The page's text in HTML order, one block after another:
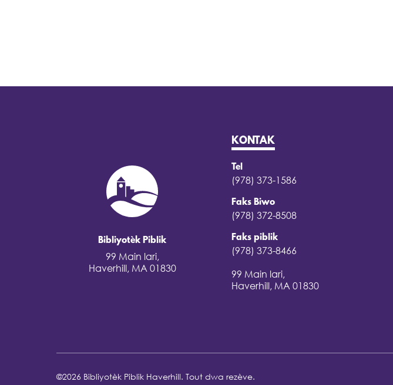
Bibliyotèk Piblik
99 Main lari,
Haverhill, MA 01830
KONTAK
Tel
(978) 373-1586
Faks Biwo
(978) 372-8508
Faks piblik
(978) 373-8466
99 Main lari,
Haverhill, MA 01830
©2026 Bibliyotèk Piblik Haverhill. Tout dwa rezève.